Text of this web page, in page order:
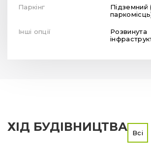
Паркінг
Підземний
Інші опції
Розвинута
ХІД БУДІВНИЦТВА Всі